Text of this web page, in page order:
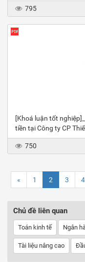
795
[Khoá luận tốt
tiền tại Công ty CP
750
« 1 2 3 4
Chủ đề liên quan
Toán kinh tế Ngân
Tài liệu nâng cao